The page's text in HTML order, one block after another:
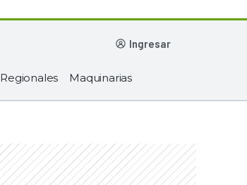
ingresar
Regionales Maquinarias